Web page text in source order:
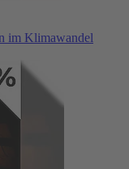
im Klimawandel